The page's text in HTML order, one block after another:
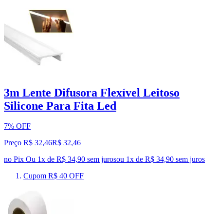
3m Lente Difusora Flexível Leitoso
Silicone Para Fita Led
7% OFF
Preço R$ 32,46R$ 32,46
no Pix Ou 1x de R$ 34,90 sem jurosou 1x de R$ 34,90 sem juros
Cupom R$ 40 OFF